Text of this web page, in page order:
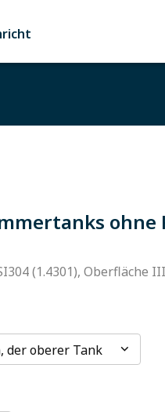
ohne
(1.4301), Oberfläche
der oberer Tank